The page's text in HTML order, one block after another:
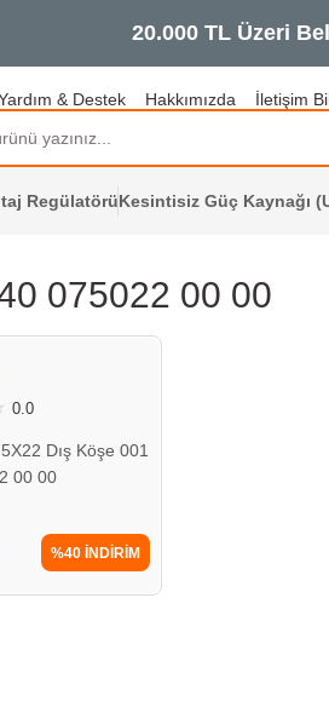
& Destek Hakkımızda İletişim
RegülatörüKesintisiz Güç Kaynağı
075022 00 00
0.0
Dış Köşe 001
00 00
%40 İNDİRİM